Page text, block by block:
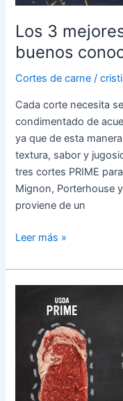
Los 3
buenos
Cortes de carne /
Cada corte necesita
condimentado de
ya que de esta
textura, sabor y
tres cortes PRIME
Mignon, Porterhouse
proviene de un
Leer más »
secreto
todo
buen
corte